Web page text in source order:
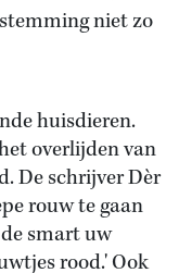
niet zo
huisdieren.
overlijden van
De schrijver Dèr
rouw te gaan
smart uw
rood.' Ook